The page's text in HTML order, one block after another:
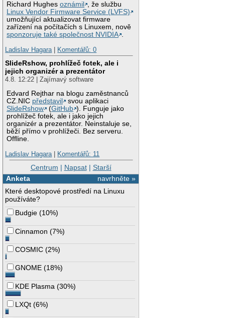
Richard Hughesoznámil
, že službu
Linux Vendor Firmware Service (LVFS)
umožňující aktualizovat firmware
zařízení na počítačích s Linuxem, nově
sponzoruje také společnost NVIDIA .
Ladislav Hagara| Komentářů: 0
SlideRshow, prohlížeč fotek, ale i
jejich organizér a prezentátor
4.8. 12:22 | Zajímavý software
Edvard Rejthar na blogu zaměstnanců
CZ.NIC představil
svou aplikaci
SlideRshow
(GitHub ). Funguje jako
prohlížeč fotek, ale i jako jejich
organizér a prezentátor. Neinstaluje se,
běží přímo v prohlížeči. Bez serveru.
Offline.
Ladislav Hagara| Komentářů: 11
Centrum | Napsat| Starší
navrhněte »
Anketa
Které desktopové prostředí na Linuxu
používáte?
Budgie (10%)
Cinnamon (7%)
COSMIC (2%)
GNOME (18%)
KDE Plasma (30%)
LXQt (6%)